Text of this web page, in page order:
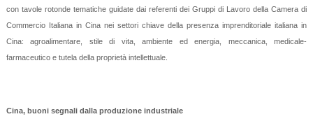
con tavole rotonde tematiche guidate dai referenti dei Gruppi di Lavoro della Camera di
Commercio Italiana in Cina nei settori chiave della presenza imprenditoriale italiana in
Cina: agroalimentare, stile di vita, ambiente ed energia, meccanica, medicale-
farmaceutico e tutela della proprietà intellettuale.
Cina, buoni segnali dalla produzione industriale